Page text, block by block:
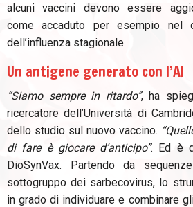
alcuni vaccini devono essere
come accaduto per esempio nel
dell’influenza stagionale.
Un antigene generato con l’AI
“Siamo sempre in ritardo”, ha
ricercatore dell’Università di
dello studio sul nuovo vaccino.
di fare è giocare d’anticipo”. Ed è
DioSynVax. Partendo da
sottogruppo dei sarbecovirus, lo
in grado di individuare e combinare